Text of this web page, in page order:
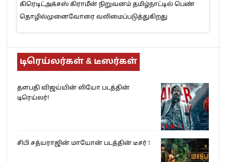
கிரெடிட்அக்சஸ் கிராமீன் நிறுவனம் தமிழ்நாட்டில் பெண்
தொழில்முனைவோரை வலிமைப்படுத்துகிறது
டிரெய்லர்கள் & டீஸர்கள்
தளபதி விஜய்யின் லியோ படத்தின்
டிரெய்லர்!
சிபி சத்யராஜின் மாயோன் படத்தின் டீசர் !